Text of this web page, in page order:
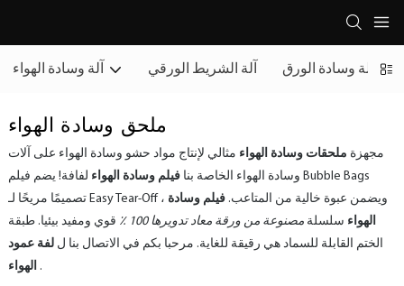
آلة وسادة الهواء آلة الشريط الورقي آلة وسادة الورق
ملحق وسادة الهواء
مجهزة ملحقات وسادة الهواء مثالي لإنتاج مواد حشو وسادة الهواء على آلات
وسادة الهواء الخاصة بنافيلم وسادة الهواء لفافة! يضم فيلم Bubble Bags
تصميمًا مريحًا لـ Easy Tear-Off ، ويضمن عبوة خالية من المتاعب.فيلم وسادة
الهواء سلسلةمصنوعة من ورقة معاد تدويرها 100 ٪
قوي ومفيد بيئيا. طبقة
الختم القابلة للسماد هي رقيقة للغاية. مرحبا بكم في الاتصال بنا للفة عمود
.